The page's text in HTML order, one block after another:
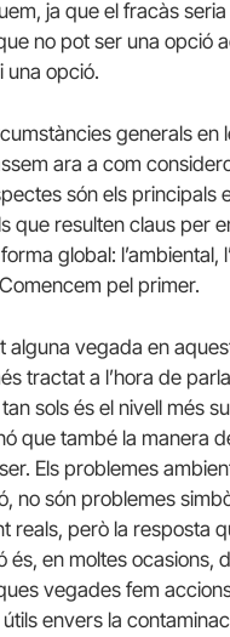
ja que el fracàs
no pot ser una opció
una opció.
generals en
ara a com
són els principals
que resulten claus per
global: l’ambiental,
pel primer.
alguna vegada en
tractat a l’hora de
sols és el nivell més
que també la manera
Els problemes
no són problemes
reals, però la resposta
és, en moltes ocasions,
vegades fem
envers la